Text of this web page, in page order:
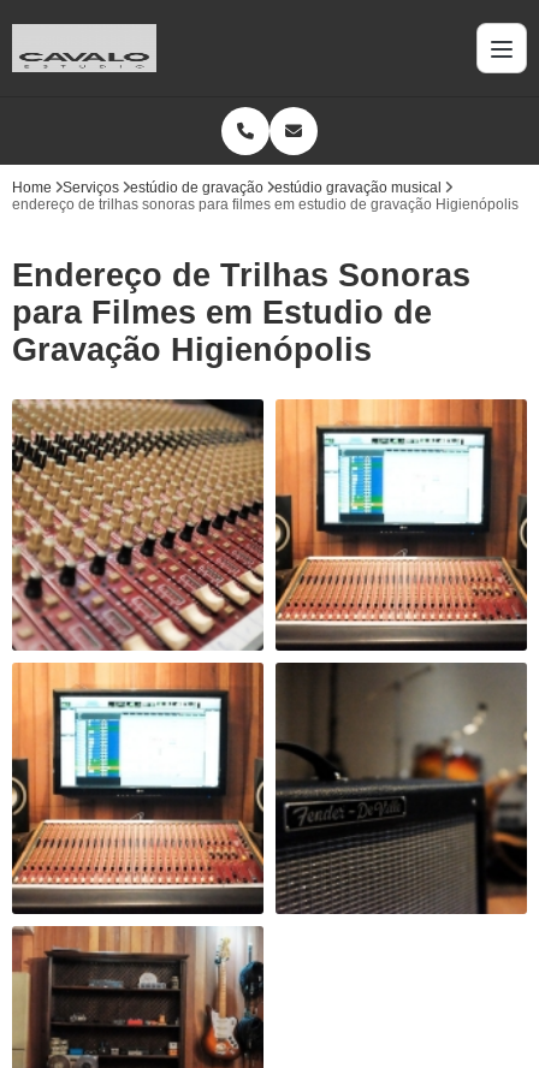
Home Serviços estúdio de gravação
estúdio gravação musical
endereço de trilhas sonoras para filmes em estudio de gravação Higienópolis
Endereço de Trilhas Sonoras
para Filmes em Estudio de
Gravação Higienópolis